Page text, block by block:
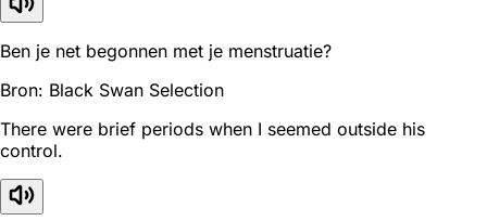
Ben je net begonnen met je menstruatie?
Bron: Black Swan Selection
There were brief periods when I seemed outside his
control.